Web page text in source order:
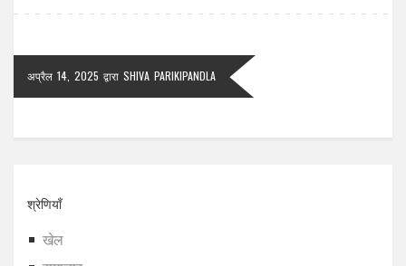
अप्रैल 14, 2025 द्वारा SHIVA PARIKIPANDLA
श्रेणियाँ
खेल